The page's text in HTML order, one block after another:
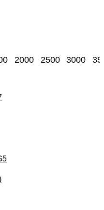
2000 2500 3000